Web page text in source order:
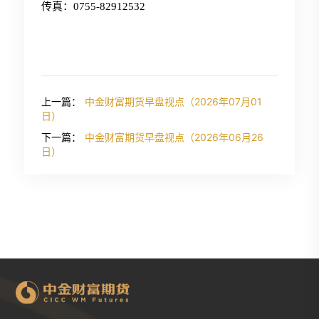
传真：0755-82912532
上一篇：
中金财富期货早盘视点（2026年07月01
日）
下一篇：
中金财富期货早盘视点（2026年06月26
日）